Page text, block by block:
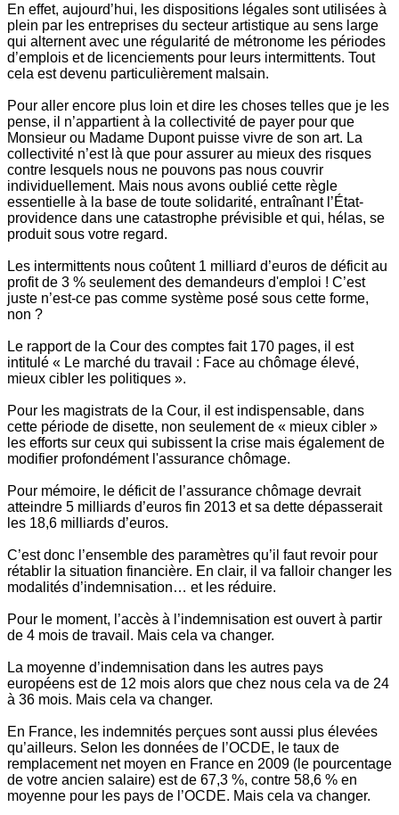
En effet, aujourd’hui, les dispositions légales sont utilisées à
plein par les entreprises du secteur artistique au sens large
qui alternent avec une régularité de métronome les périodes
d’emplois et de licenciements pour leurs intermittents. Tout
cela est devenu particulièrement malsain.
Pour aller encore plus loin et dire les choses telles que je les
pense, il n’appartient à la collectivité de payer pour que
Monsieur ou Madame Dupont puisse vivre de son art. La
collectivité n’est là que pour assurer au mieux des risques
contre lesquels nous ne pouvons pas nous couvrir
individuellement. Mais nous avons oublié cette règle
essentielle à la base de toute solidarité, entraînant l’État-
providence dans une catastrophe prévisible et qui, hélas, se
produit sous votre regard.
Les intermittents nous coûtent 1 milliard d’euros de déficit au
profit de 3 % seulement des demandeurs d'emploi ! C’est
juste n’est-ce pas comme système posé sous cette forme,
non ?
Le rapport de la Cour des comptes fait 170 pages, il est
intitulé « Le marché du travail : Face au chômage élevé,
mieux cibler les politiques ».
Pour les magistrats de la Cour, il est indispensable, dans
cette période de disette, non seulement de « mieux cibler »
les efforts sur ceux qui subissent la crise mais également de
modifier profondément l'assurance chômage.
Pour mémoire, le déficit de l’assurance chômage devrait
atteindre 5 milliards d’euros fin 2013 et sa dette dépasserait
les 18,6 milliards d’euros.
C’est donc l’ensemble des paramètres qu’il faut revoir pour
rétablir la situation financière. En clair, il va falloir changer les
modalités d’indemnisation… et les réduire.
Pour le moment, l’accès à l’indemnisation est ouvert à partir
de 4 mois de travail. Mais cela va changer.
La moyenne d’indemnisation dans les autres pays
européens est de 12 mois alors que chez nous cela va de 24
à 36 mois. Mais cela va changer.
En France, les indemnités perçues sont aussi plus élevées
qu’ailleurs. Selon les données de l’OCDE, le taux de
remplacement net moyen en France en 2009 (le pourcentage
de votre ancien salaire) est de 67,3 %, contre 58,6 % en
moyenne pour les pays de l’OCDE. Mais cela va changer.